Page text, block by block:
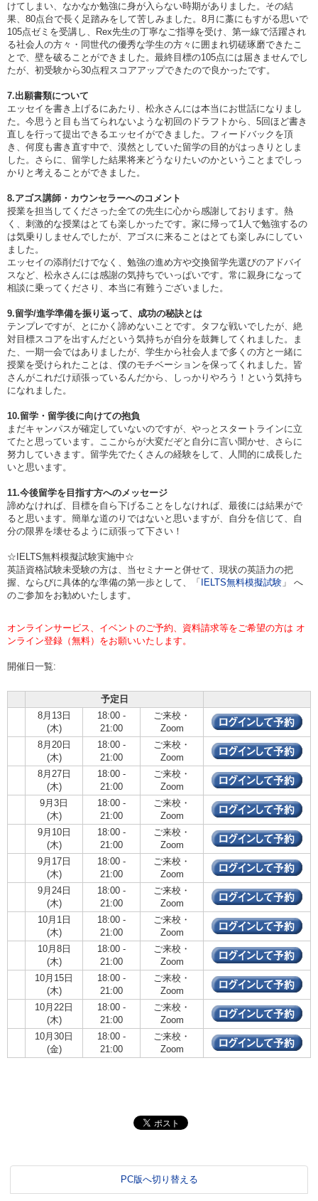
けてしまい、なかなか勉強に身が入らない時期がありました。その結
果、80点台で長く足踏みをして苦しみました。8月に藁にもすがる思いで
105点ゼミを受講し、Rex先生の丁寧なご指導を受け、第一線で活躍され
る社会人の方々・同世代の優秀な学生の方々に囲まれ切磋琢磨できたこ
とで、壁を破ることができました。最終目標の105点には届きませんでし
たが、初受験から30点程スコアアップできたので良かったです。
7.出願書類について
エッセイを書き上げるにあたり、松永さんには本当にお世話になりまし
た。今思うと目も当てられないような初回のドラフトから、5回ほど書き
直しを行って提出できるエッセイができました。フィードバックを頂
き、何度も書き直す中で、漠然としていた留学の目的がはっきりとしま
した。さらに、留学した結果将来どうなりたいのかということまでしっ
かりと考えることができました。
8.アゴス講師・カウンセラーへのコメント
授業を担当してくださった全ての先生に心から感謝しております。熱
く、刺激的な授業はとても楽しかったです。家に帰って1人で勉強するの
は気乗りしませんでしたが、アゴスに来ることはとても楽しみにしてい
ました。
エッセイの添削だけでなく、勉強の進め方や交換留学先選びのアドバイ
スなど、松永さんには感謝の気持ちでいっぱいです。常に親身になって
相談に乗ってくださり、本当に有難うございました。
9.留学/進学準備を振り返って、成功の秘訣とは
テンプレですが、とにかく諦めないことです。タフな戦いでしたが、絶
対目標スコアを出すんだという気持ちが自分を鼓舞してくれました。ま
た、一期一会ではありましたが、学生から社会人まで多くの方と一緒に
授業を受けられたことは、僕のモチベーションを保ってくれました。皆
さんがこれだけ頑張っているんだから、しっかりやろう！という気持ち
になれました。
10.留学・留学後に向けての抱負
まだキャンパスが確定していないのですが、やっとスタートラインに立
てたと思っています。ここからが大変だぞと自分に言い聞かせ、さらに
努力していきます。留学先でたくさんの経験をして、人間的に成長した
いと思います。
11.今後留学を目指す方へのメッセージ
諦めなければ、目標を自ら下げることをしなければ、最後には結果がで
ると思います。簡単な道のりではないと思いますが、自分を信じて、自
分の限界を壊せるように頑張って下さい！
☆IELTS無料模擬試験実施中☆
英語資格試験未受験の方は、当セミナーと併せて、現状の英語力の把
握、ならびに具体的な準備の第一歩として、「
IELTS無料模擬試験 」 へ
のご参加をお勧めいたします。
オンラインサービス、イベントのご予約、資料請求等をご希望の方は オ
ンライン登録（無料）をお願いいたします。
開催日一覧:
予定日
8月13日
(木)
18:00 -
21:00
ご来校・
Zoom
8月20日
(木)
18:00 -
21:00
ご来校・
Zoom
8月27日
(木)
18:00 -
21:00
ご来校・
Zoom
9月3日
(木)
18:00 -
21:00
ご来校・
Zoom
9月10日
(木)
18:00 -
21:00
ご来校・
Zoom
9月17日
(木)
18:00 -
21:00
ご来校・
Zoom
9月24日
(木)
18:00 -
21:00
ご来校・
Zoom
10月1日
(木)
18:00 -
21:00
ご来校・
Zoom
10月8日
(木)
18:00 -
21:00
ご来校・
Zoom
10月15日
(木)
18:00 -
21:00
ご来校・
Zoom
10月22日
(木)
18:00 -
21:00
ご来校・
Zoom
10月30日
(金)
18:00 -
21:00
ご来校・
Zoom
PC版へ切り替える